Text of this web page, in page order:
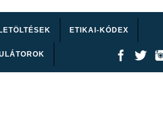
ETIKAI-KÓDEX